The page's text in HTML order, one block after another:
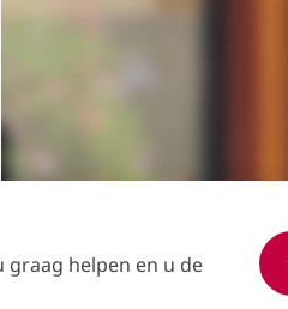
helpen en u de